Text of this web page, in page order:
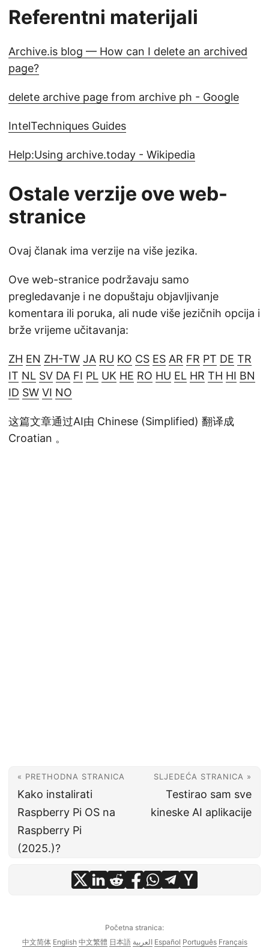
Referentni materijali
Archive.is blog — How can I delete an archived
page?
delete archive page from archive ph - Google
IntelTechniques Guides
Help:Using archive.today - Wikipedia
Ostale verzije ove web-
stranice
Ovaj članak ima verzije na više jezika.
Ove web-stranice podržavaju samo
pregledavanje i ne dopuštaju objavljivanje
komentara ili poruka, ali nude više jezičnih opcija i
brže vrijeme učitavanja:
ZH EN ZH-TW JA RU KO CS ES AR FR PT DE TR
IT NL SV DA FI PL UK HE RO HU EL HR TH HI BN
ID SW VI NO
这篇文章通过AI由 Chinese (Simplified) 翻译成
Croatian 。
« PRETHODNA STRANICA
Kako instalirati
Raspberry Pi OS na
Raspberry Pi
(2025.)?
SLJEDEĆA STRANICA »
Testirao sam sve
kineske AI aplikacije
Početna stranica:
中文简体 English 中文繁體 日本語 العربية Español Português Français